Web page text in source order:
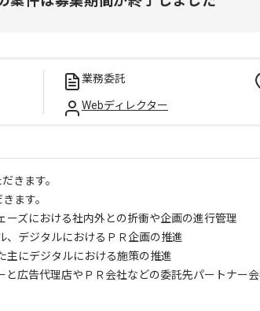
業務委託
Webディレクター
きます。
ます。
ズにおける社内外との折衝や企画の進行管理
デジタルにおけるＰＲ企画の推進
にデジタルにおける施策の推進
広告代理店やＰＲ会社などの委託先パートナー